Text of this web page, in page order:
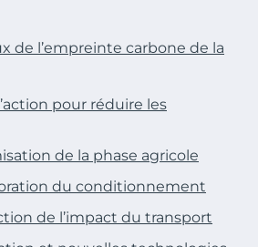
de l’empreinte carbone de la
pour réduire les
de la phase agricole
du conditionnement
de l’impact du transport